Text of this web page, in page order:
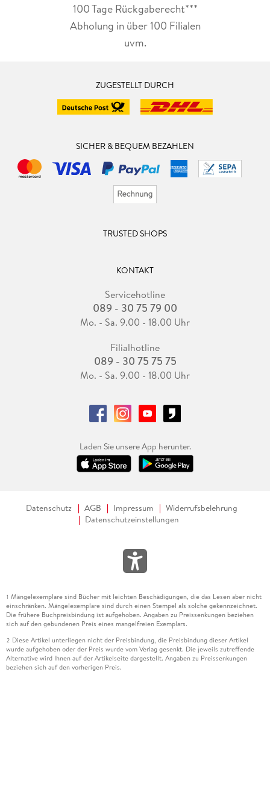
100 Tage Rückgaberecht***
Abholung in über 100 Filialen
uvm.
ZUGESTELLT DURCH
SICHER & BEQUEM BEZAHLEN
TRUSTED SHOPS
KONTAKT
Servicehotline
089 - 30 75 79 00
Mo. - Sa. 9.00 - 18.00 Uhr
Filialhotline
089 - 30 75 75 75
Mo. - Sa. 9.00 - 18.00 Uhr
Laden Sie unsere App herunter.
Datenschutz AGB Impressum
Widerrufsbelehrung
Datenschutzeinstellungen
1 Mängelexemplare sind Bücher mit leichten Beschädigungen, die das Lesen aber nicht
einschränken. Mängelexemplare sind durch einen Stempel als solche gekennzeichnet.
Die frühere Buchpreisbindung ist aufgehoben. Angaben zu Preissenkungen beziehen
sich auf den gebundenen Preis eines mangelfreien Exemplars.
2 Diese Artikel unterliegen nicht der Preisbindung, die Preisbindung dieser Artikel
wurde aufgehoben oder der Preis wurde vom Verlag gesenkt. Die jeweils zutreffende
Alternative wird Ihnen auf der Artikelseite dargestellt. Angaben zu Preissenkungen
beziehen sich auf den vorherigen Preis.